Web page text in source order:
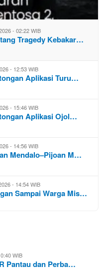
- 02:22 WIB
Tragedy Kebakar…
- 12:53 WIB
Aplikasi Turu…
- 15:46 WIB
Aplikasi Ojol…
- 14:56 WIB
Mendalo–Pijoan M…
- 14:54 WIB
Sampai Warga Mis…
WIB
Pantau dan Perba…